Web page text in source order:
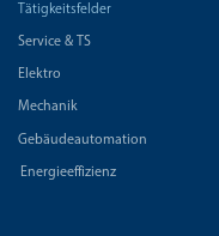
Tätigkeitsfelder
Service & TS
Elektro
Mechanik
Gebäudeautomation
Energieeffizienz